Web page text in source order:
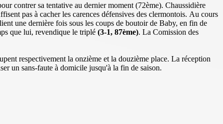
contrer sa tentative au dernier moment (72ème). Chaussidière
pas à cacher les carences défensives des clermontois. Au cours
une dernière fois sous les coups de boutoir de Baby, en fin de
que lui, revendique le triplé (3-1, 87ème). La Comission des
respectivement la onzième et la douzième place. La réception
un sans-faute à domicile jusqu'à la fin de saison.